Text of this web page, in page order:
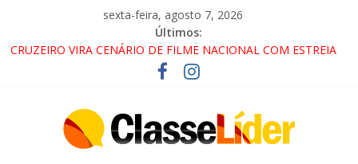
sexta-feira, agosto 7, 2026
Últimos:
CRUZEIRO VIRA CENÁRIO DE FILME NACIONAL COM ESTREIA
PROMOTOR DO GAECO
ACESSO À APARECIDA NA DUTRA SERÁ BLOQUEADO NO FIM